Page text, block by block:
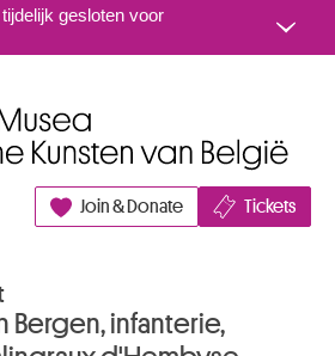
Naar inhoud
gesloten voor
Join & Donate Tickets
Bergen, infanterie,